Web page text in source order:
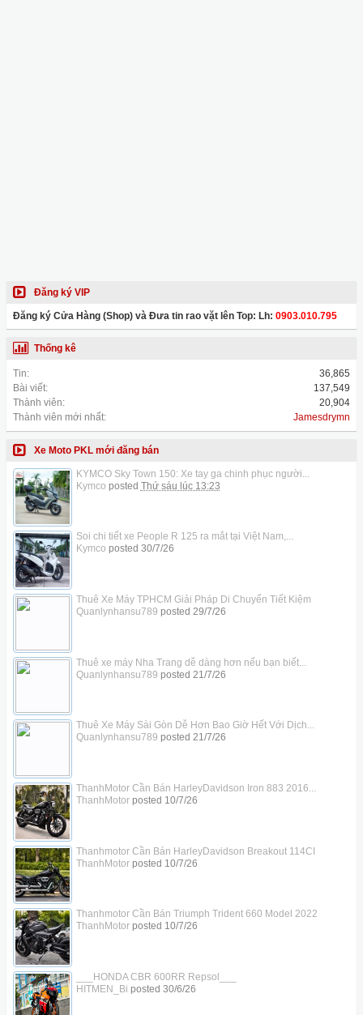
Đăng ký VIP
Đăng ký Cửa Hàng (Shop) và Đưa tin rao vặt lên Top: Lh: 0903.010.795
Thống kê
Tin:
36,865
Bài viết:
137,549
Thành viên:
20,904
Thành viên mới nhất:
Jamesdrymn
Xe Moto PKL mới đăng bán
KYMCO Sky Town 150: Xe tay ga chinh phục người...
Kymco posted Thứ sáu lúc 13:23
Soi chi tiết xe People R 125 ra mắt tại Việt Nam,...
Kymco posted 30/7/26
Thuê Xe Máy TPHCM Giải Pháp Di Chuyển Tiết Kiệm
Quanlynhansu789 posted 29/7/26
Thuê xe máy Nha Trang dễ dàng hơn nếu bạn biết...
Quanlynhansu789 posted 21/7/26
Thuê Xe Máy Sài Gòn Dễ Hơn Bao Giờ Hết Với Dịch...
Quanlynhansu789 posted 21/7/26
ThanhMotor Cần Bán HarleyDavidson Iron 883 2016...
ThanhMotorposted 10/7/26
Thanhmotor Cần Bán HarleyDavidson Breakout 114CI
ThanhMotorposted 10/7/26
Thanhmotor Cần Bán Triumph Trident 660 Model 2022
ThanhMotorposted 10/7/26
___HONDA CBR 600RR Repsol___
HITMEN_Bi posted 30/6/26